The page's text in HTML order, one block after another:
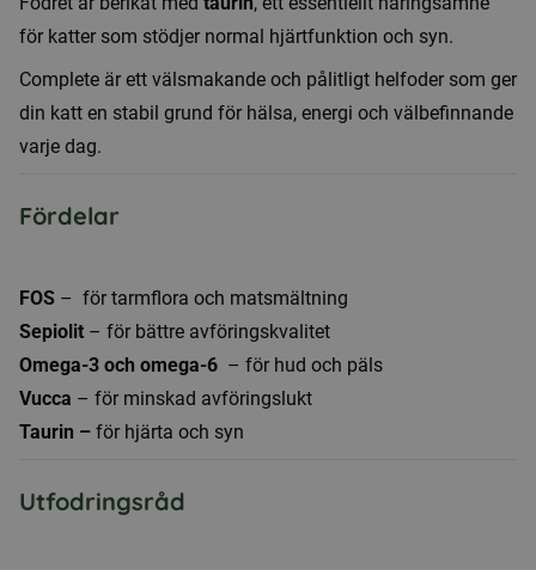
för katter som stödjer normal hjärtfunktion och syn.
Complete är ett välsmakande och pålitligt helfoder som ger
din katt en stabil grund för hälsa, energi och välbefinnande
varje dag.
Fördelar
FOS – för tarmflora och matsmältning
Sepiolit – för bättre avföringskvalitet
Omega-3 och omega-6 – för hud och päls
Vucca – för minskad avföringslukt
Taurin – för hjärta och syn
Utfodringsråd